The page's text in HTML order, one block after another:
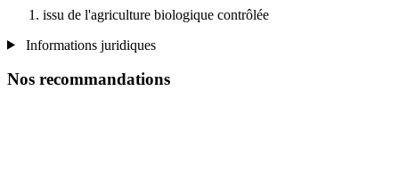
issu de l'agriculture biologique contrôlée
Informations juridiques
Nos recommandations